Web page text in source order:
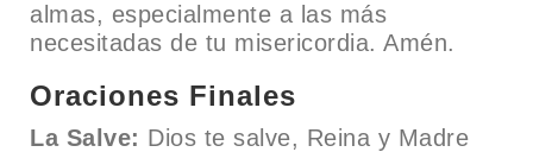
almas, especialmente a las más
necesitadas de tu misericordia. Amén.
Oraciones Finales
La Salve: Dios te salve, Reina y Madre